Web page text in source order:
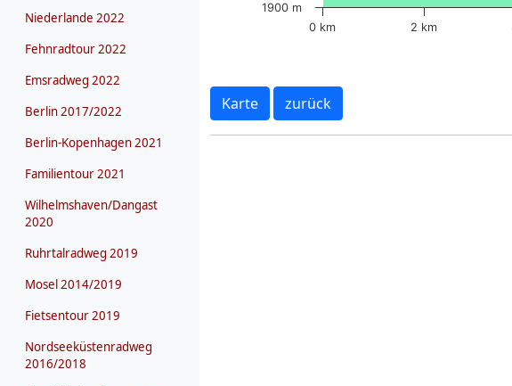
Niederlande 2022
Fehnradtour 2022
Emsradweg 2022
Berlin 2017/2022
Berlin-Kopenhagen 2021
Familientour 2021
Wilhelmshaven/Dangast
2020
Ruhrtalradweg 2019
Mosel 2014/2019
Fietsentour 2019
Nordseeküstenradweg
2016/2018
0 km 2 km
1900 m
Karte zurück